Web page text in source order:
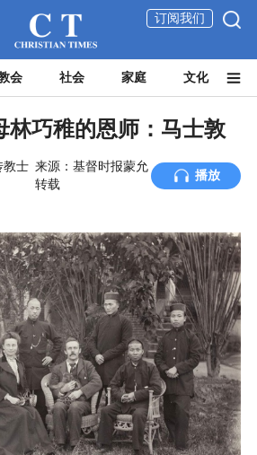
订阅我们
会 社会 家庭 文化
林巧稚的恩师：马士敦
教士 来源：基督时报蒙允
转载
播放